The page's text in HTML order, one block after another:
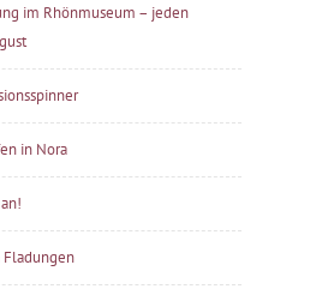
im Rhönmuseum – jeden
in Nora